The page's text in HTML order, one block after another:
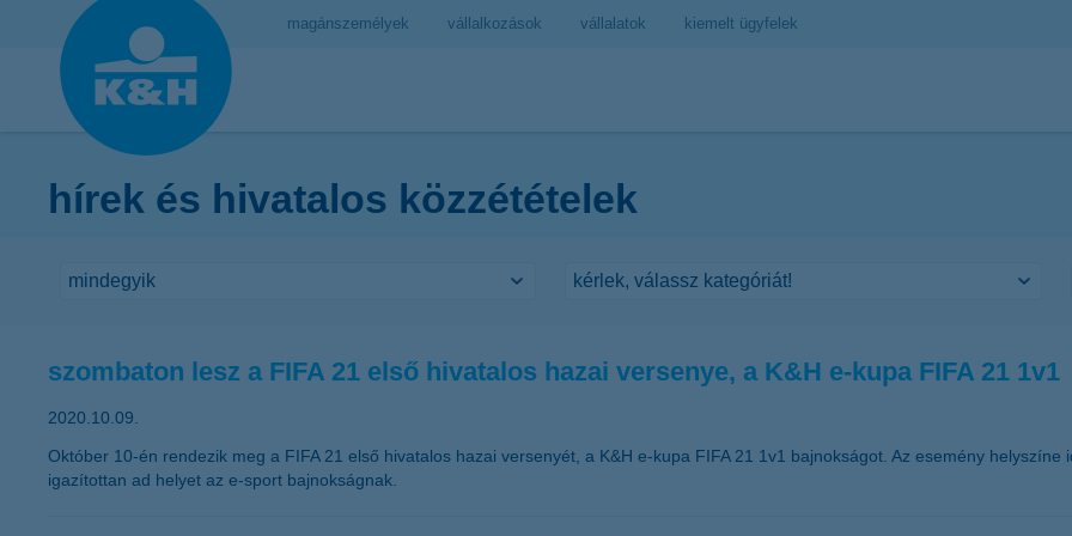
magánszemélyek vállalkozások vállalatok kiemelt ügyfelek
hírek és hivatalos közzétételek
szombaton lesz a FIFA 21 első hivatalos hazai versenye, a K&H e-kupa FIFA 21 1v1
2020.10.09.
Október 10-én rendezik meg a FIFA 21 első hivatalos hazai versenyét, a K&H e-kupa FIFA 21 1v1 bajnokságot. Az esemény
igazítottan ad helyet az e-sport bajnokságnak.